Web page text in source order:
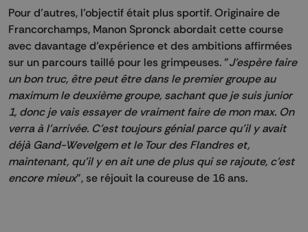
Pour d’autres, l’objectif était plus sportif. Originaire de
Francorchamps, Manon Spronck abordait cette course
avec davantage d’expérience et des ambitions affirmées
sur un parcours taillé pour les grimpeuses. "J'espère faire
un bon truc, être peut être dans le premier groupe au
maximum le deuxième groupe, sachant que je suis junior
1, donc je vais essayer de vraiment faire de mon max. On
verra à l'arrivée. C'est toujours génial parce qu'il y avait
déjà Gand-Wevelgem et le Tour des Flandres et,
maintenant, qu'il y en ait une de plus qui se rajoute, c'est
encore mieux", se réjouit la coureuse de 16 ans.